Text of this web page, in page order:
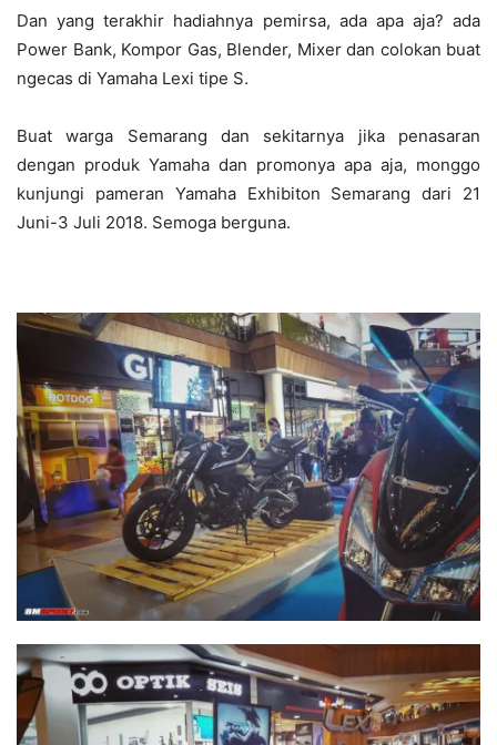
Dan yang terakhir hadiahnya pemirsa, ada apa aja? ada
Power Bank, Kompor Gas, Blender, Mixer dan colokan buat
ngecas di Yamaha Lexi tipe S.
Buat warga Semarang dan sekitarnya jika penasaran
dengan produk Yamaha dan promonya apa aja, monggo
kunjungi pameran Yamaha Exhibiton Semarang dari 21
Juni-3 Juli 2018. Semoga berguna.